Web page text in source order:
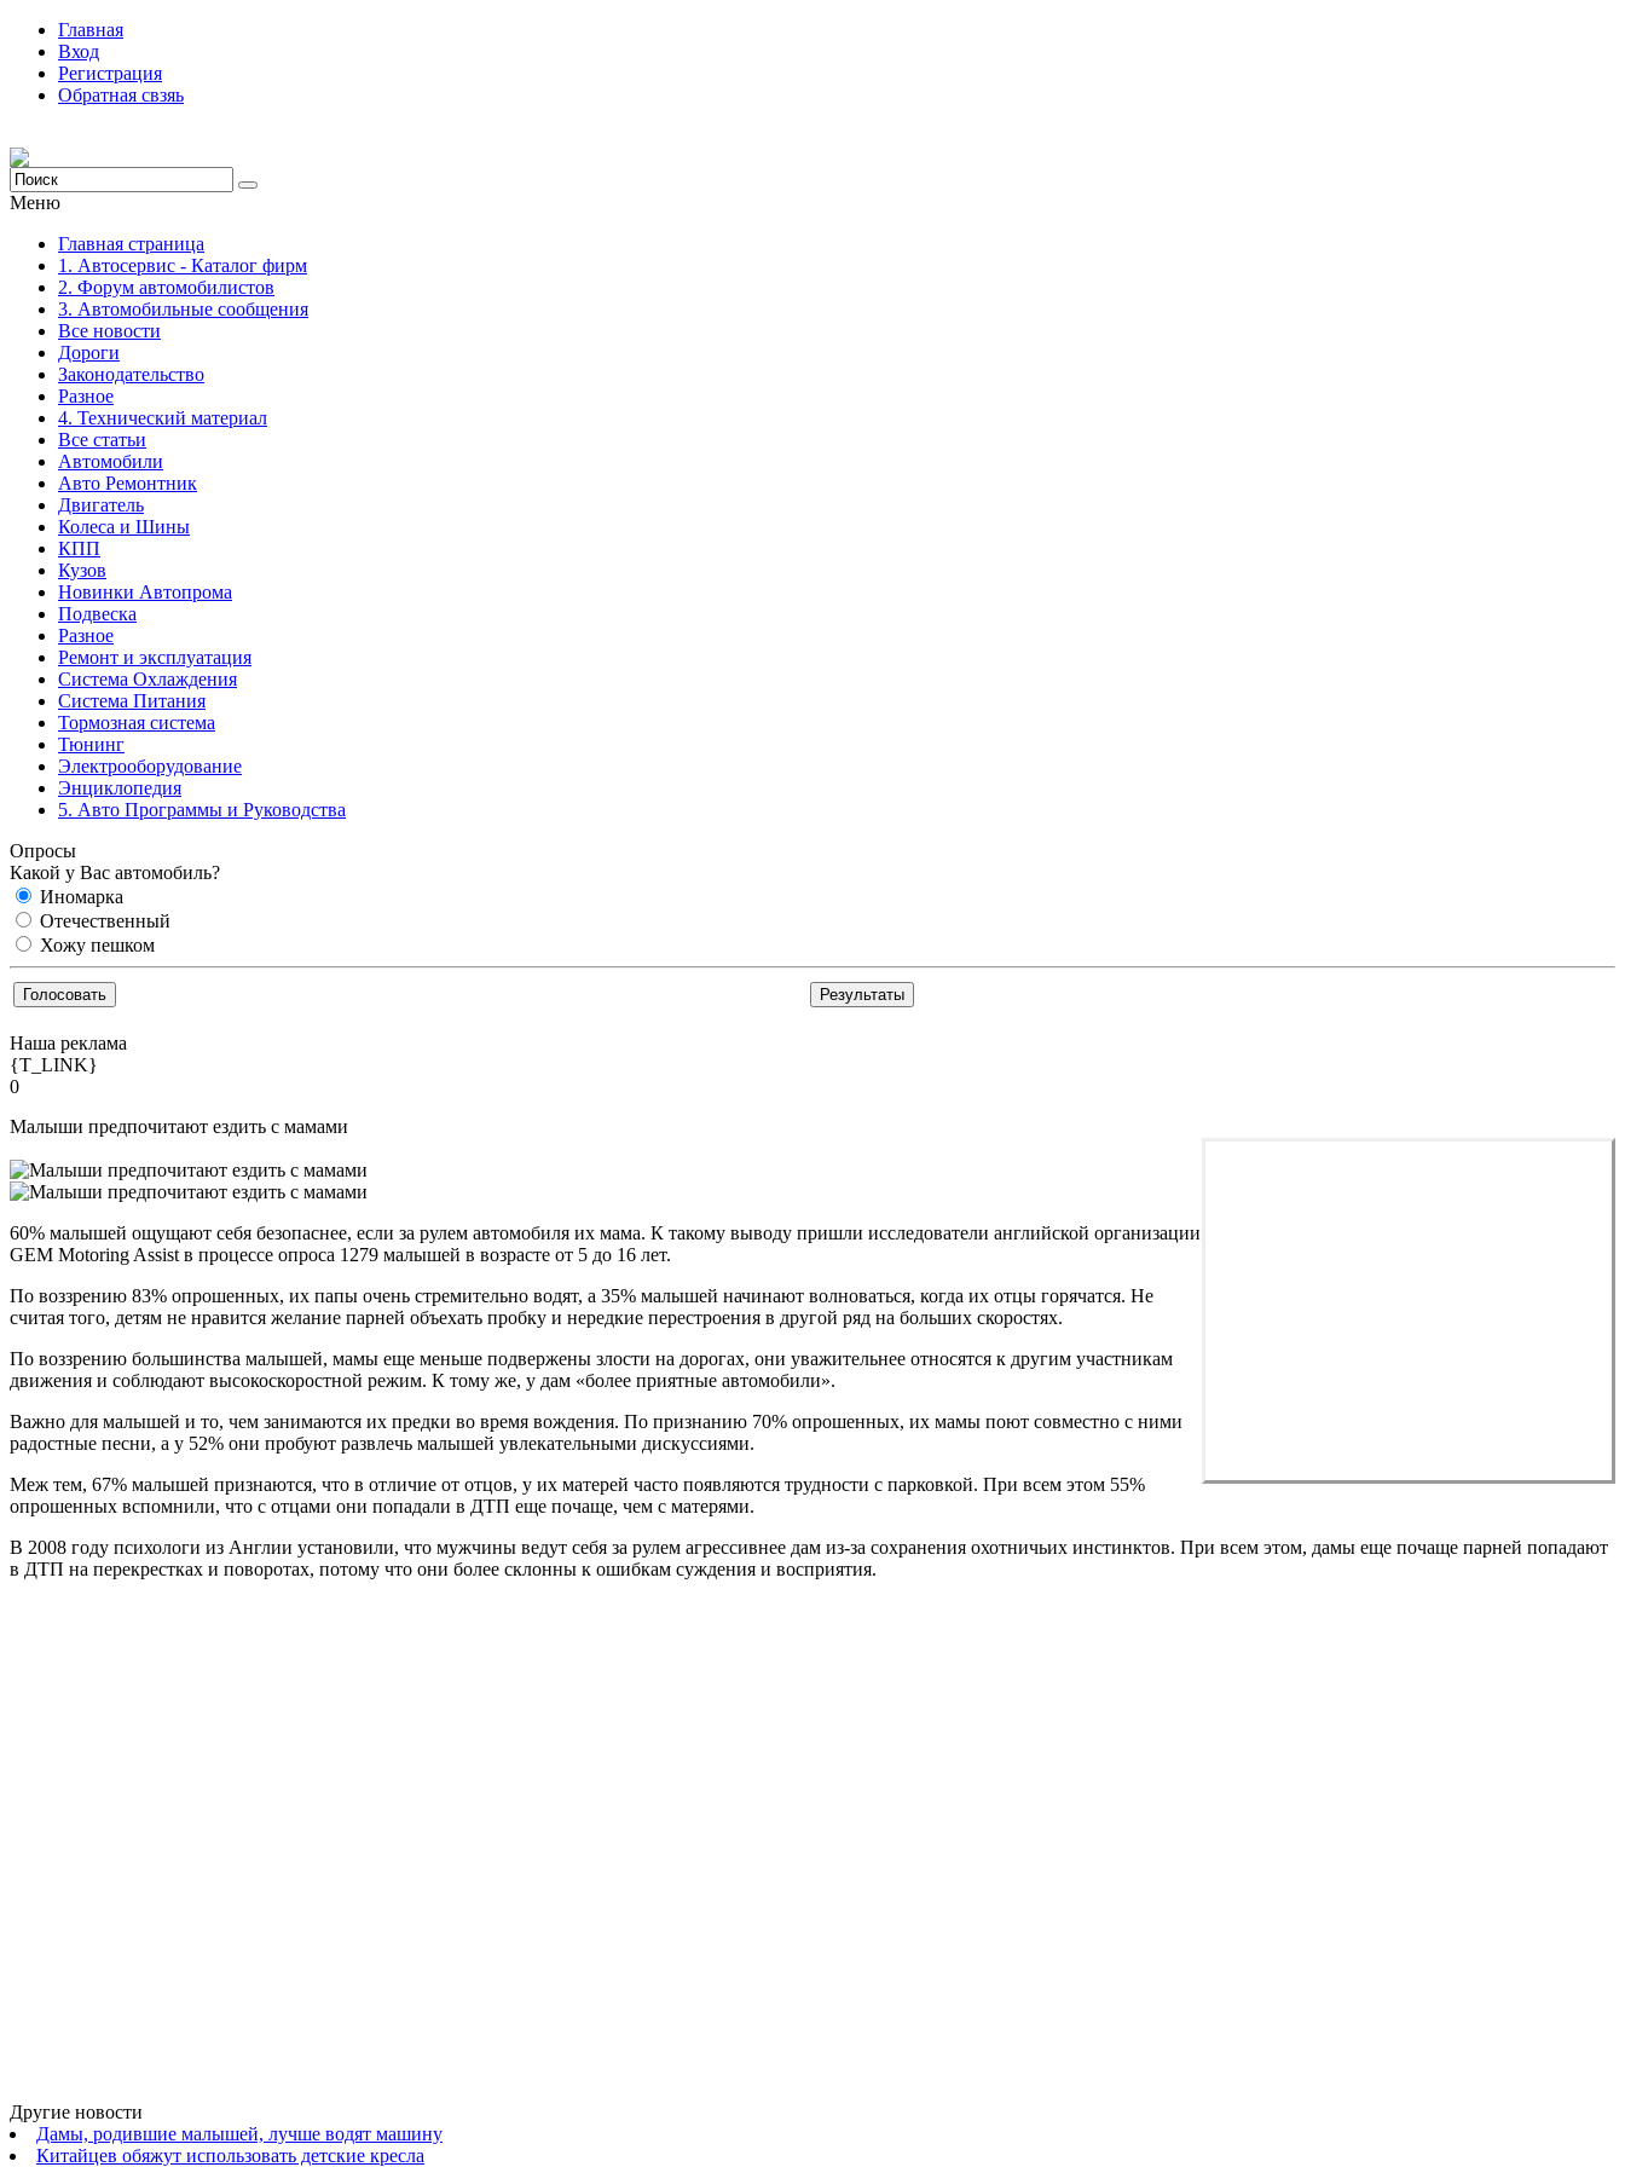
Главная
Вход
Регистрация
Обратная свзяь
Меню
Главная страница
1. Автосервис - Каталог фирм
2. Форум автомобилистов
3. Автомобильные сообщения
Все новости
Дороги
Законодательство
Разное
4. Технический материал
Все статьи
Автомобили
Авто Ремонтник
Двигатель
Колеса и Шины
КПП
Кузов
Новинки Автопрома
Подвеска
Разное
Ремонт и эксплуатация
Система Охлаждения
Система Питания
Тормозная система
Тюнинг
Электрооборудование
Энциклопедия
5. Авто Программы и Руководства
Опросы
Какой у Вас автомобиль?
Иномарка
Отечественный
Хожу пешком
Наша реклама
{T_LINK}
0
Малыши предпочитают ездить с мамами
60% малышей ощущают себя безопаснее, если за рулем автомобиля их мама. К такому выводу пришли исследователи английской организации
GEM Motoring Assist в процессе опроса 1279 малышей в возрасте от 5 до 16 лет.
По воззрению 83% опрошенных, их папы очень стремительно водят, а 35% малышей начинают волноваться, когда их отцы горячатся. Не
считая того, детям не нравится желание парней объехать пробку и нередкие перестроения в другой ряд на больших скоростях.
По воззрению большинства малышей, мамы еще меньше подвержены злости на дорогах, они уважительнее относятся к другим участникам
движения и соблюдают высокоскоростной режим. К тому же, у дам «более приятные автомобили».
Важно для малышей и то, чем занимаются их предки во время вождения. По признанию 70% опрошенных, их мамы поют совместно с ними
радостные песни, а у 52% они пробуют развлечь малышей увлекательными дискуссиями.
Меж тем, 67% малышей признаются, что в отличие от отцов, у их матерей часто появляются трудности с парковкой. При всем этом 55%
опрошенных вспомнили, что с отцами они попадали в ДТП еще почаще, чем с матерями.
В 2008 году психологи из Англии установили, что мужчины ведут себя за рулем агрессивнее дам из-за сохранения охотничьих инстинктов. При всем этом, дамы еще почаще парней попадают
в ДТП на перекрестках и поворотах, потому что они более склонны к ошибкам суждения и восприятия.
Другие новости
Дамы, родившие малышей, лучше водят машину
Китайцев обяжут использовать детские кресла